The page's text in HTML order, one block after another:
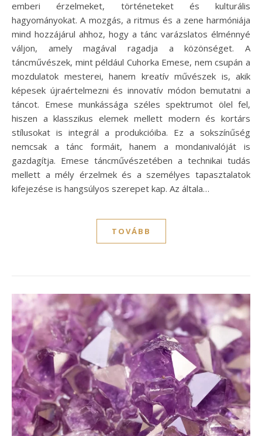
emberi érzelmeket, történeteket és kulturális
hagyományokat. A mozgás, a ritmus és a zene harmóniája
mind hozzájárul ahhoz, hogy a tánc varázslatos élménnyé
váljon, amely magával ragadja a közönséget. A
táncművészek, mint például Cuhorka Emese, nem csupán a
mozdulatok mesterei, hanem kreatív művészek is, akik
képesek újraértelmezni és innovatív módon bemutatni a
táncot. Emese munkássága széles spektrumot ölel fel,
hiszen a klasszikus elemek mellett modern és kortárs
stílusokat is integrál a produkcióiba. Ez a sokszínűség
nemcsak a tánc formáit, hanem a mondanivalóját is
gazdagítja. Emese táncművészetében a technikai tudás
mellett a mély érzelmek és a személyes tapasztalatok
kifejezése is hangsúlyos szerepet kap. Az általa…
TOVÁBB